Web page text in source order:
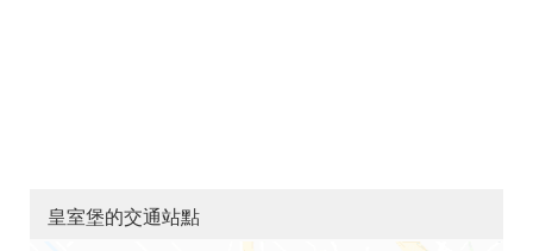
皇室堡的交通站點